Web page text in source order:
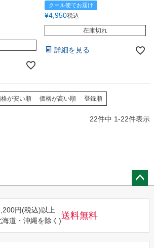
クール便でお届け
¥4,950税込
在庫切れ
詳細を見る
が安い順 価格が高い順 登録順
22件中 1-22件表示
円(税込)以上
海道・沖縄を除く)
送料無料